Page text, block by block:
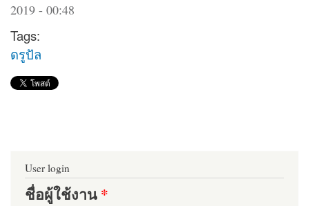
2019 - 00:48
Tags:
ดรูปัล
User login
ชื่อผู้ใช้งาน*